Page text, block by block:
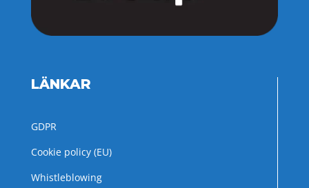
LÄNKAR
GDPR
Cookie policy (EU)
Whistleblowing